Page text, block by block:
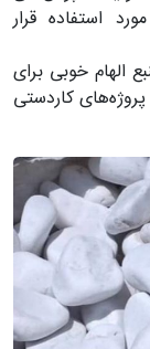
استفاده قرار
الهام خوبی برای
کاردستی